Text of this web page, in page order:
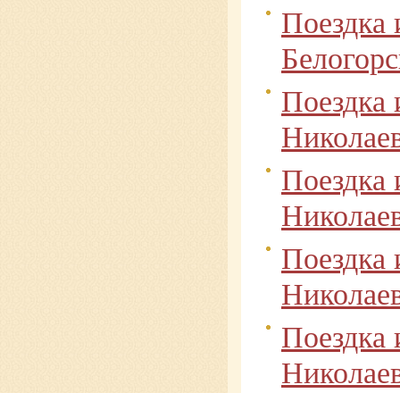
Поездка
Поездка
Поездка
Поездка